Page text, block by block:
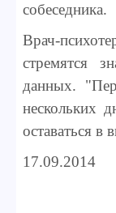
собеседника.
Врач-
стремятся
данных.
нескольких
оставаться в
17.09.2014